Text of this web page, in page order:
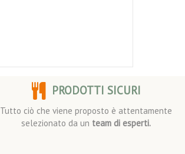
PRODOTTI SICURI
Tutto ciò che viene proposto è attentamente
selezionato da un team di esperti.